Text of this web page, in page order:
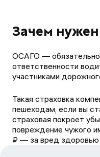
Зачем
ОСАГО —
ответственности
участниками
Такая страховка
пешеходам, если вы
страховая покроет
повреждение чужого
₽ — за вред здоровью